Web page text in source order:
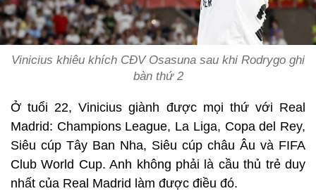
Vinicius khiêu khích CĐV Osasuna sau khi Rodrygo ghi
bàn thứ 2
Ở tuổi 22, Vinicius giành được mọi thứ với Real
Madrid: Champions League, La Liga, Copa del Rey,
Siêu cúp Tây Ban Nha, Siêu cúp châu Âu và FIFA
Club World Cup. Anh không phải là cầu thủ trẻ duy
nhất của Real Madrid làm được điều đó.